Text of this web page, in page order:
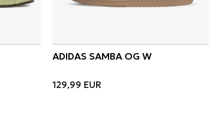
ADIDAS SAMBA OG W
129,99 EUR